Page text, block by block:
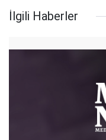
İlgili Haberler